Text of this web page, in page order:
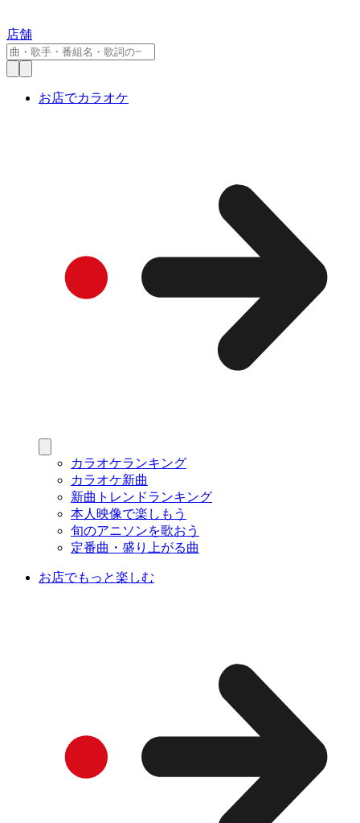
店舗
お店でカラオケ
カラオケランキング
カラオケ新曲
新曲トレンドランキング
本人映像で楽しもう
旬のアニソンを歌おう
定番曲・盛り上がる曲
お店でもっと楽しむ